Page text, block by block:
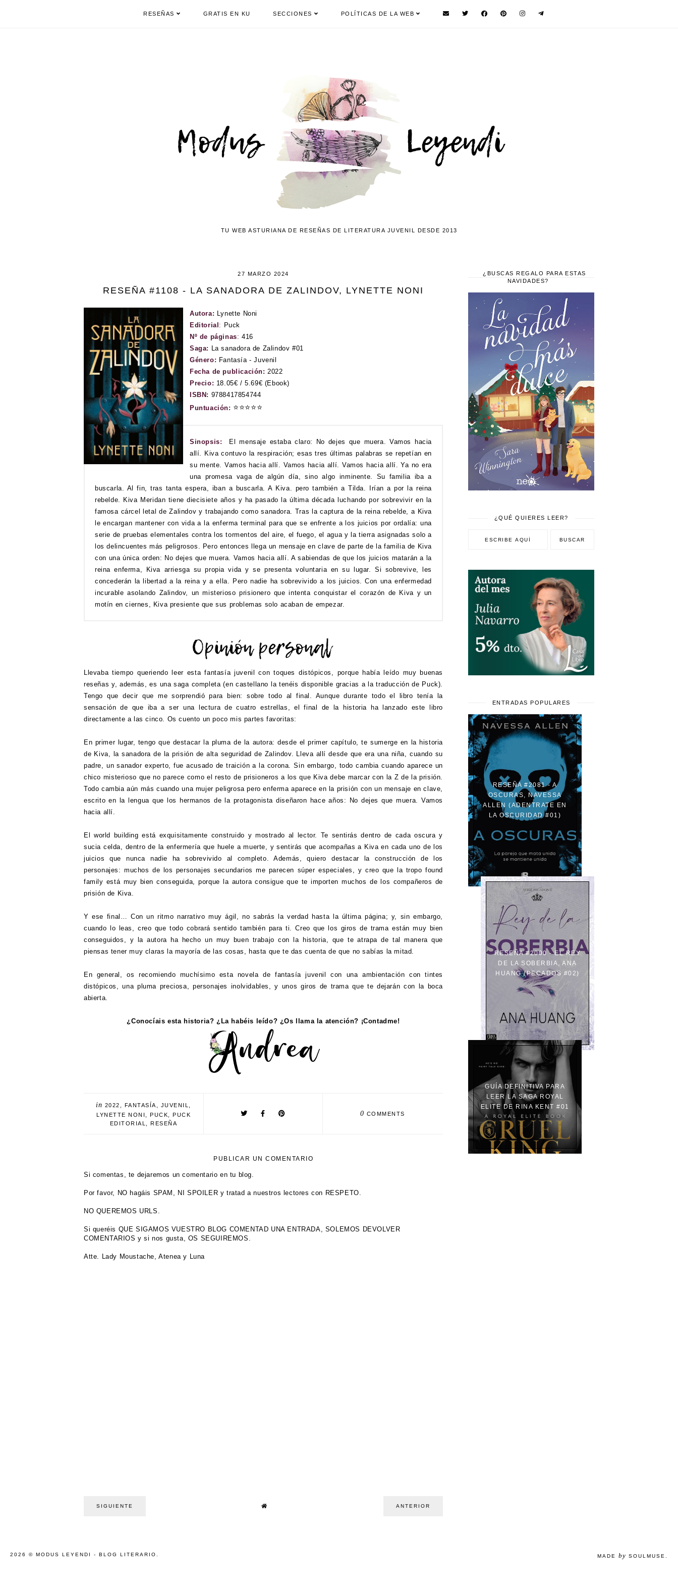
RESEÑAS GRATIS EN KU SECCIONES POLÍTICAS DE LA WEB
TU WEB ASTURIANA DE RESEÑAS DE LITERATURA JUVENIL DESDE 2013
27 MARZO 2024
RESEÑA #1108 - LA SANADORA DE ZALINDOV, LYNETTE NONI
Autora: Lynette Noni
Editorial : Puck
Nº de páginas: 416
Saga: La sanadora de Zalindov #01
Género: Fantasía - Juvenil
Fecha de publicación:2022
Precio: 18.05€ / 5.69€ (Ebook)
ISBN: 9788417854744
Puntuación: ⭐⭐⭐⭐⭐
Sinopsis:
El mensaje estaba claro: No dejes que muera. Vamos hacia
allí. Kiva contuvo la respiración; esas tres últimas palabras se repetían en
su mente. Vamos hacia allí. Vamos hacia allí. Vamos hacia allí. Ya no era
una promesa vaga de algún día, sino algo inminente. Su familia iba a
buscarla. Al fin, tras tanta espera, iban a buscarla. A Kiva. pero también a Tilda. Irían a por la reina
rebelde. Kiva Meridan tiene diecisiete años y ha pasado la última década luchando por sobrevivir en la
famosa cárcel letal de Zalindov y trabajando como sanadora. Tras la captura de la reina rebelde, a Kiva
le encargan mantener con vida a la enferma terminal para que se enfrente a los juicios por ordalía: una
serie de pruebas elementales contra los tormentos del aire, el fuego, el agua y la tierra asignadas solo a
los delincuentes más peligrosos. Pero entonces llega un mensaje en clave de parte de la familia de Kiva
con una única orden: No dejes que muera. Vamos hacia allí. A sabiendas de que los juicios matarán a la
reina enferma, Kiva arriesga su propia vida y se presenta voluntaria en su lugar. Si sobrevive, les
concederán la libertad a la reina y a ella. Pero nadie ha sobrevivido a los juicios. Con una enfermedad
incurable asolando Zalindov, un misterioso prisionero que intenta conquistar el corazón de Kiva y un
motín en ciernes, Kiva presiente que sus problemas solo acaban de empezar.
Llevaba tiempo queriendo leer esta fantasía juvenil con toques distópicos, porque había leído muy buenas
reseñas y, además, es una saga completa (en castellano la tenéis disponible gracias a la traducción de Puck).
Tengo que decir que me sorprendió para bien: sobre todo al final. Aunque durante todo el libro tenía la
sensación de que iba a ser una lectura de cuatro estrellas, el final de la historia ha lanzado este libro
directamente a las cinco. Os cuento un poco mis partes favoritas:
En primer lugar, tengo que destacar la pluma de la autora: desde el primer capítulo, te sumerge en la historia
de Kiva, la sanadora de la prisión de alta seguridad de Zalindov. Lleva allí desde que era una niña, cuando su
padre, un sanador experto, fue acusado de traición a la corona. Sin embargo, todo cambia cuando aparece un
chico misterioso que no parece como el resto de prisioneros a los que Kiva debe marcar con la Z de la prisión.
Todo cambia aún más cuando una mujer peligrosa pero enferma aparece en la prisión con un mensaje en clave,
escrito en la lengua que los hermanos de la protagonista diseñaron hace años: No dejes que muera. Vamos
hacia allí.
El world building está exquisitamente construido y mostrado al lector. Te sentirás dentro de cada oscura y
sucia celda, dentro de la enfermería que huele a muerte, y sentirás que acompañas a Kiva en cada uno de los
juicios que nunca nadie ha sobrevivido al completo. Además, quiero destacar la construcción de los
personajes: muchos de los personajes secundarios me parecen súper especiales, y creo que la tropo found
family está muy bien conseguida, porque la autora consigue que te importen muchos de los compañeros de
prisión de Kiva.
Y ese final… Con un ritmo narrativo muy ágil, no sabrás la verdad hasta la última página; y, sin embargo,
cuando lo leas, creo que todo cobrará sentido también para ti. Creo que los giros de trama están muy bien
conseguidos, y la autora ha hecho un muy buen trabajo con la historia, que te atrapa de tal manera que
piensas tener muy claras la mayoría de las cosas, hasta que te das cuenta de que no sabías la mitad.
En general, os recomiendo muchísimo esta novela de fantasía juvenil con una ambientación con tintes
distópicos, una pluma preciosa, personajes inolvidables, y unos giros de trama que te dejarán con la boca
abierta.
¿Conocíais esta historia? ¿La habéis leído? ¿Os llama la atención? ¡Contadme!
in 2022 FANTASÍA JUVENIL
LYNETTE NONI
PUCK
PUCK
EDITORIAL
,RESEÑA
0 COMMENTS
PUBLICAR UN COMENTARIO
Si comentas, te dejaremos un comentario en tu blog.
Por favor, NO hagáis SPAM, NI SPOILER y tratad a nuestros lectores con RESPETO.
NO QUEREMOS URLS.
Si queréis QUE SIGAMOS VUESTRO BLOG COMENTAD UNA ENTRADA, SOLEMOS DEVOLVER
COMENTARIOS y si nos gusta, OS SEGUIREMOS.
Atte. Lady Moustache, Atenea y Luna
SIGUIENTE ANTERIOR
¿BUSCAS REGALO PARA ESTAS
NAVIDADES?
¿QUÉ QUIERES LEER?
ENTRADAS POPULARES
RESEÑA #2081 - A
OSCURAS, NAVESSA
ALLEN (ADENTRATE EN
LA OSCURIDAD #01)
RESEÑA #2000 - EL REY
DE LA SOBERBIA, ANA
HUANG (PECADOS #02)
GUÍA DEFINITIVA PARA
LEER LA SAGA ROYAL
ELITE DE RINA KENT #01
2026 © MODUS LEYENDI - BLOG LITERARIO MADE by SOULMUSE